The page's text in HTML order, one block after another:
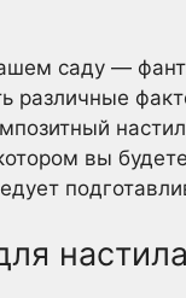
саду —
различные
вы